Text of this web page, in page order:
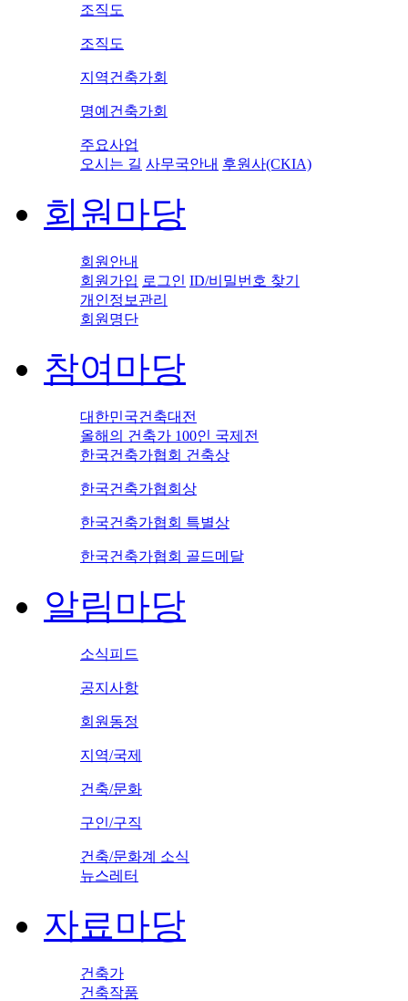
조직도
조직도
지역건축가회
명예건축가회
주요사업
오시는 길 사무국안내 후원사(CKIA)
회원마당
회원안내
회원가입 로그인 ID/비밀번호 찾기
개인정보관리
회원명단
참여마당
대한민국건축대전
올해의 건축가 100인 국제전
한국건축가협회 건축상
한국건축가협회상
한국건축가협회 특별상
한국건축가협회 골드메달
알림마당
소식피드
공지사항
회원동정
지역/국제
건축/문화
구인/구직
건축/문화계 소식
뉴스레터
자료마당
건축가
건축작품